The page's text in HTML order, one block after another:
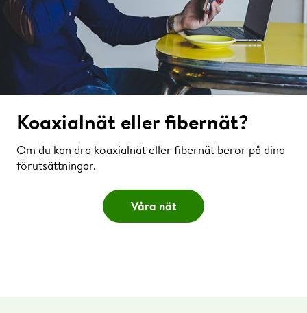
Koaxialnät eller fibernät?
Om du kan dra koaxialnät eller fibernät beror på dina
förutsättningar.
Våra nät